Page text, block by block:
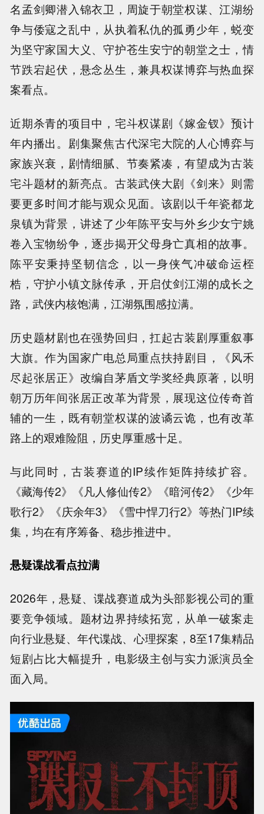
名孟剑卿潜入锦衣卫，周旋于朝堂权谋、江湖纷
争与倭寇之乱中，从执着私仇的孤勇少年，蜕变
为坚守家国大义、守护苍生安宁的朝堂之士，情
节跌宕起伏，悬念丛生，兼具权谋博弈与热血探
案看点。
近期杀青的项目中，宅斗权谋剧《嫁金钗》预计
年内播出。剧集聚焦古代深宅大院的人心博弈与
家族兴衰，剧情细腻、节奏紧凑，有望成为古装
宅斗题材的新亮点。古装武侠大剧《剑来》则需
要更多时间才能与观众见面。该剧以千年瓷都龙
泉镇为背景，讲述了少年陈平安与外乡少女宁姚
卷入宝物纷争，逐步揭开父母身亡真相的故事。
陈平安秉持坚韧信念，以一身侠气冲破命运桎
梏，守护小镇文脉传承，开启仗剑江湖的成长之
路，武侠内核饱满，江湖氛围感拉满。
历史题材剧也在强势回归，扛起古装剧厚重叙事
大旗。作为国家广电总局重点扶持剧目，《风禾
尽起张居正》改编自茅盾文学奖经典原著，以明
朝万历年间张居正改革为背景，展现这位传奇首
辅的一生，既有朝堂权谋的波谲云诡，也有改革
路上的艰难险阻，历史厚重感十足。
与此同时，古装赛道的IP续作矩阵持续扩容。
《藏海传2》《凡人修仙传2》《暗河传2》《少年
歌行2》《庆余年3》《雪中悍刀行2》等热门IP续
集，均在有序筹备、稳步推进中。
悬疑谍战看点拉满
2026年，悬疑、谍战赛道成为头部影视公司的重
要竞争领域。题材边界持续拓宽，从单一破案走
向行业悬疑、年代谍战、心理探案，8至17集精品
短剧占比大幅提升，电影级主创与实力派演员全
面入局。